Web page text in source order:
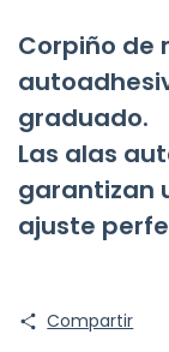
Corpiño de
graduado.
Las alas
garantizan
ajuste
Compartir